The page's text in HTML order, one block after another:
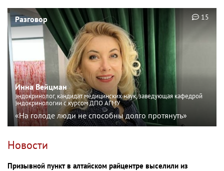
Разговор
Инна Вейцман
эндокринолог, кандидат медицинских наук, заведующая кафедрой
эндокринологии с курсом ДПО АГМУ
«На голоде люди не способны долго протянуть»
15
Новости
Призывной пункт в алтайском райцентре выселили из